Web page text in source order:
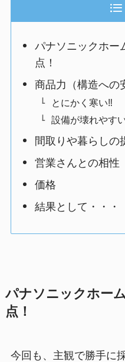
パナソニックホー
点！
商品力（構造への
とにかく寒い‼️
設備が壊れやす
間取りや暮らしの
営業さんとの相性
価格
結果として・・・
パナソニックホー
点！
今回も、主観で勝手に